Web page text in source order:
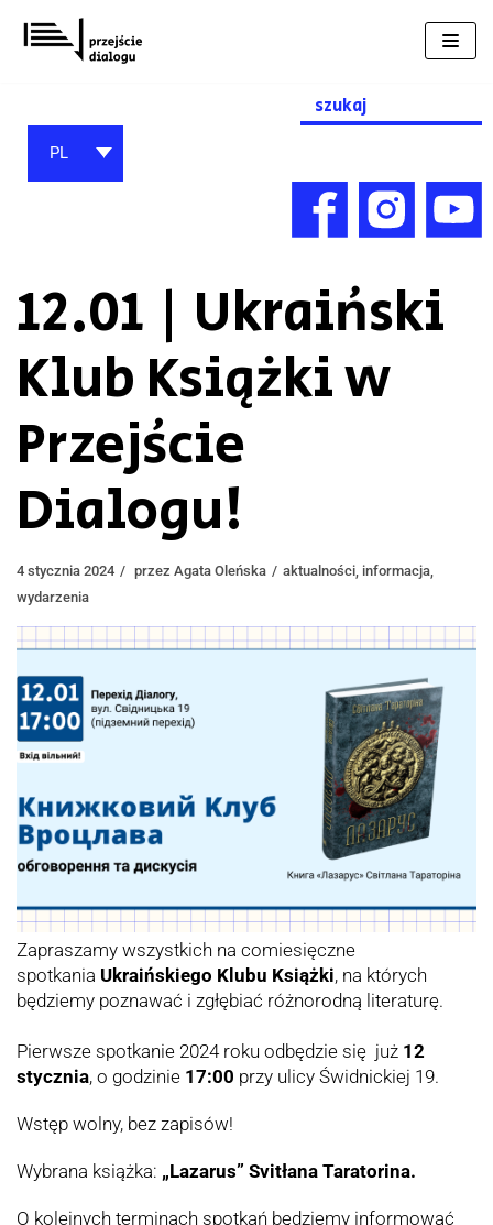
Przejdź
do
Search
for:
PL
12.01 | Ukraiński
Klub Książki w
Przejście
Dialogu!
4 stycznia 2024 przez Agata Oleńska aktualności informacja
wydarzenia
Zapraszamy wszystkich na comiesięczne
spotkania Ukraińskiego Klubu Książki, na których
będziemy poznawać i zgłębiać różnorodną literaturę.
Pierwsze spotkanie 2024 roku odbędzie się już 12
stycznia, o godzinie 17:00 przy ulicy Świdnickiej 19.
Wstęp wolny, bez zapisów!
Wybrana książka: „Lazarus” Svitłana Taratorina.
O kolejnych terminach spotkań będziemy informować